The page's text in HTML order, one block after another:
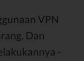
VPN
Dan
-